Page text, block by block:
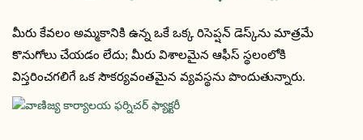
మీరు కేవలం అమ్మకానికి ఉన్న ఒకే ఒక్క రిసెప్షన్ డెస్క్‌ను మాత్రమే
కొనుగోలు చేయడం లేదు; మీరు విశాలమైన ఆఫీస్ స్థలంలోకి
విస్తరించగలిగే ఒక సౌకర్యవంతమైన వ్యవస్థను పొందుతున్నారు.